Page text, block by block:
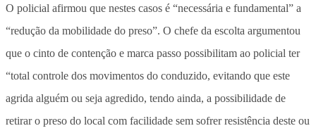
O policial afirmou que nestes casos é “necessária e fundamental” a
“redução da mobilidade do preso”. O chefe da escolta argumentou
que o cinto de contenção e marca passo possibilitam ao policial ter
“total controle dos movimentos do conduzido, evitando que este
agrida alguém ou seja agredido, tendo ainda, a possibilidade de
retirar o preso do local com facilidade sem sofrer resistência deste ou